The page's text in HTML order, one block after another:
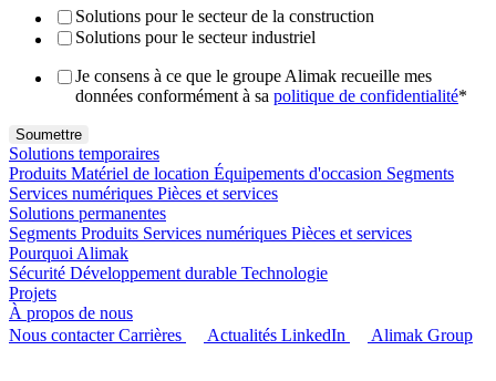
Solutions pour le secteur de la construction
Solutions pour le secteur industriel
Je consens à ce que le groupe Alimak recueille mes
données conformément à sa politique de confidentialité*
Solutions temporaires
Produits Matériel de location Équipements d'occasion Segments
Services numériques Pièces et services
Solutions permanentes
Segments Produits Services numériques Pièces et services
Pourquoi Alimak
Sécurité Développement durable Technologie
Projets
À propos de nous
Nous contacter Carrières Actualités LinkedIn Alimak Group